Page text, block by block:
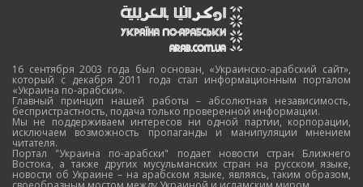
16 сентября 2003 года был основан, «Украинско-арабский сайт»,
который с декабря 2011 года стал информационным порталом
«Украина по-арабски».
Главный принцип нашей работы – абсолютная независимость,
беспристрастность, подача только проверенной информации.
Мы не поддерживаем интересов ни одной партии, корпорации,
исключаем возможность пропаганды и манипуляции мнением
читателя.
Портал "Украина по-арабски" подает новости стран Ближнего
Востока, а также других мусульманских стран на русском языке,
новости об Украине – на арабском языке, являясь, таким образом,